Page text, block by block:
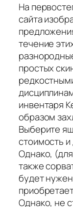
На
сайта
течение
простых
инвентаря
образом
Выберите
стоимость
Однако,
также
будет
Однако, не